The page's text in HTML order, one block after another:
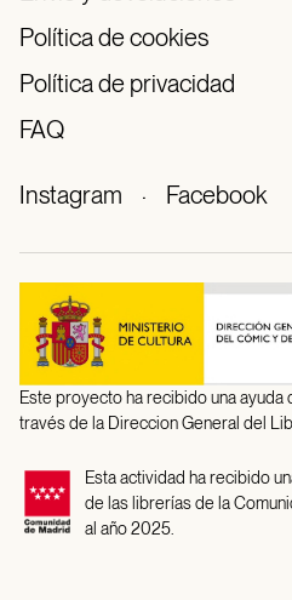
Política de cookies
Política de privacidad
FAQ
Instagram · Facebook
Este proyecto ha recibido una ayuda
través de la Direccion General del
Esta actividad ha recibido
de las librerías de la
al año 2025.